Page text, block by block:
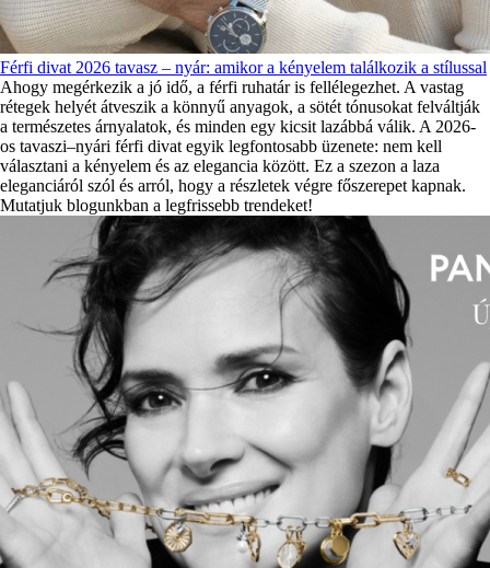
Férfi divat 2026 tavasz – nyár: amikor a kényelem találkozik a stílussal
Ahogy megérkezik a jó idő, a férfi ruhatár is fellélegezhet. A vastag
rétegek helyét átveszik a könnyű anyagok, a sötét tónusokat felváltják
a természetes árnyalatok, és minden egy kicsit lazábbá válik. A 2026-
os tavaszi–nyári férfi divat egyik legfontosabb üzenete: nem kell
választani a kényelem és az elegancia között. Ez a szezon a laza
eleganciáról szól és arról, hogy a részletek végre főszerepet kapnak.
Mutatjuk blogunkban a legfrissebb trendeket!